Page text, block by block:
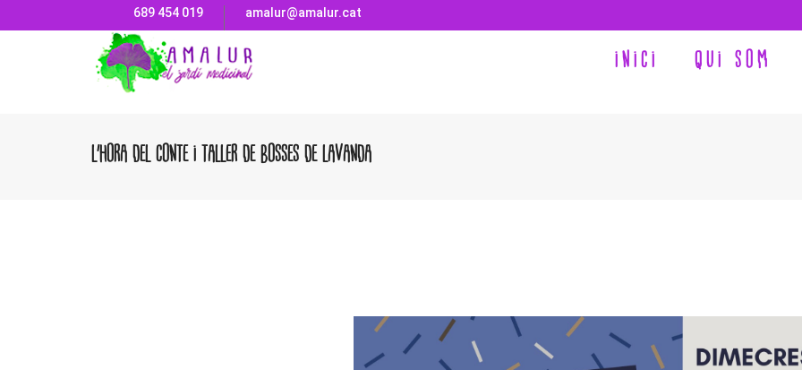
689 454 019 amalur@amalur.cat
INICI QUI SOM
L’HORA DEL CONTE I TALLER DE BOSSES DE LAVANDA